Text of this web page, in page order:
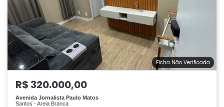
Ficha Não Verificada
R$ 320.000,00
Avenida Jornalista Paulo Matos
Santos - Areia Branca